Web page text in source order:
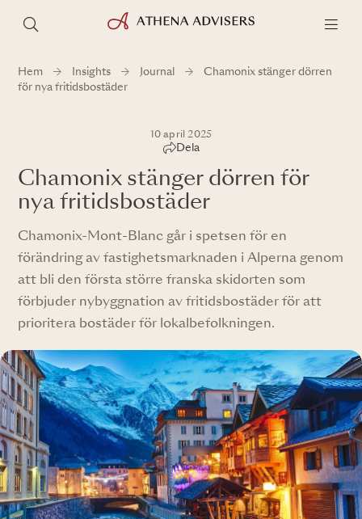
Hem Insights Journal
Chamonix stänger dörren
för nya fritidsbostäder
10 april 2025
Dela
Chamonix stänger dörren för
nya fritidsbostäder
Chamonix-Mont-Blanc går i spetsen för en
förändring av fastighetsmarknaden i Alperna genom
att bli den första större franska skidorten som
förbjuder nybyggnation av fritidsbostäder för att
prioritera bostäder för lokalbefolkningen.